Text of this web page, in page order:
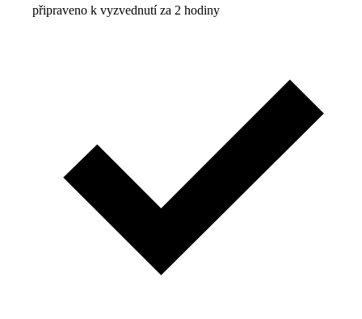
připraveno k vyzvednutí za 2 hodiny